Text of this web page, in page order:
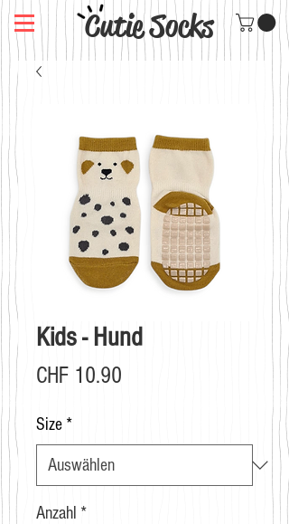
Cutie Socks
Kids - Hund
CHF 10.90
Size *
Anzahl *